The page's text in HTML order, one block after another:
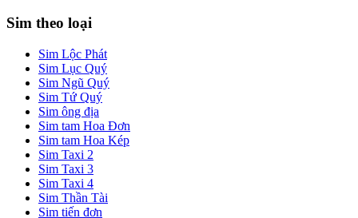
Sim theo loại
Sim Lộc Phát
Sim Lục Quý
Sim Ngũ Quý
Sim Tứ Quý
Sim ông địa
Sim tam Hoa Đơn
Sim tam Hoa Kép
Sim Taxi 2
Sim Taxi 3
Sim Taxi 4
Sim Thần Tài
Sim tiến đơn